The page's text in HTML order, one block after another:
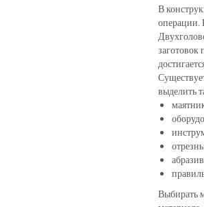
В
операции.
выделить
Выбирать